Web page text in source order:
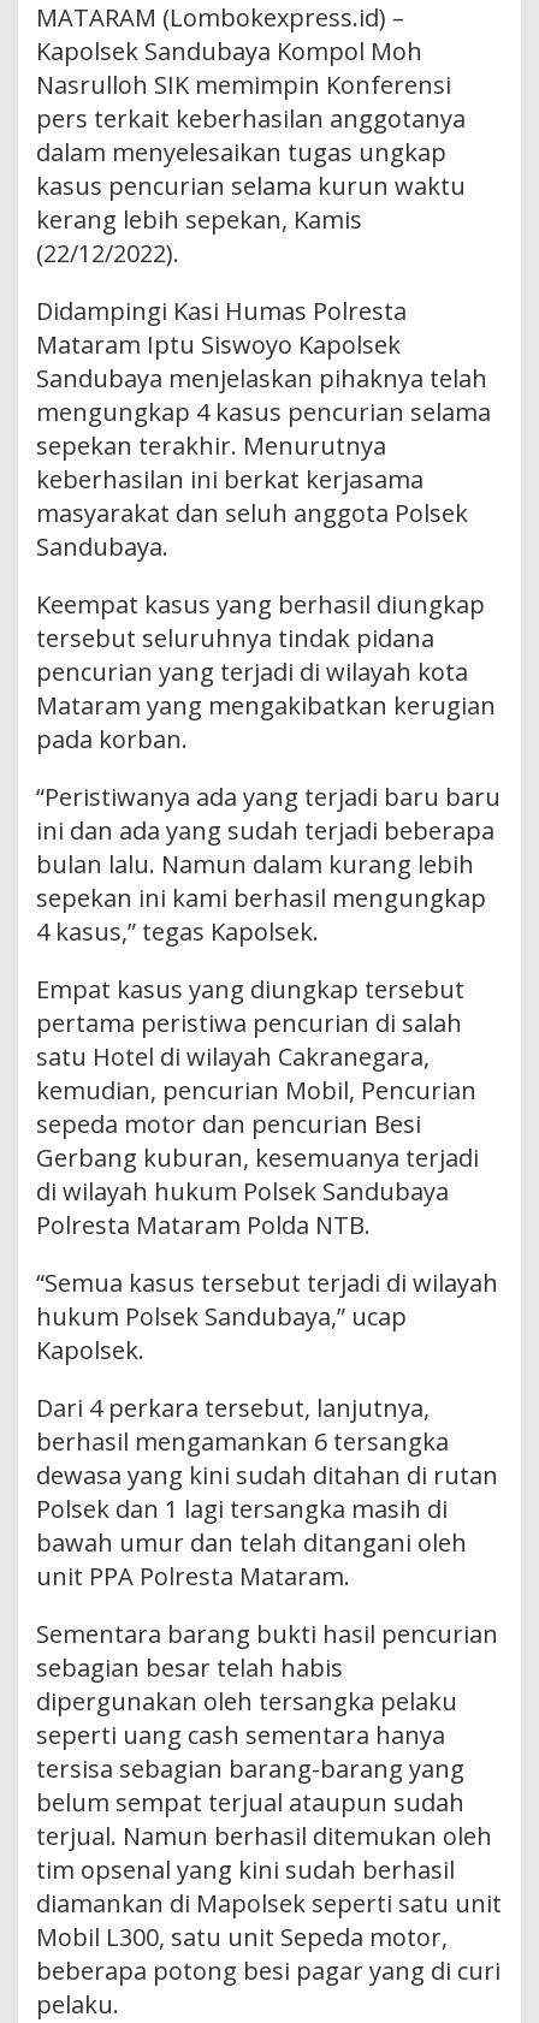
MATARAM (Lombokexpress.id) –
Kapolsek Sandubaya Kompol Moh
Nasrulloh SIK memimpin Konferensi
pers terkait keberhasilan anggotanya
dalam menyelesaikan tugas ungkap
kasus pencurian selama kurun waktu
kerang lebih sepekan, Kamis
(22/12/2022).
Didampingi Kasi Humas Polresta
Mataram Iptu Siswoyo Kapolsek
Sandubaya menjelaskan pihaknya telah
mengungkap 4 kasus pencurian selama
sepekan terakhir. Menurutnya
keberhasilan ini berkat kerjasama
masyarakat dan seluh anggota Polsek
Sandubaya.
Keempat kasus yang berhasil diungkap
tersebut seluruhnya tindak pidana
pencurian yang terjadi di wilayah kota
Mataram yang mengakibatkan kerugian
pada korban.
“Peristiwanya ada yang terjadi baru baru
ini dan ada yang sudah terjadi beberapa
bulan lalu. Namun dalam kurang lebih
sepekan ini kami berhasil mengungkap
4 kasus,” tegas Kapolsek.
Empat kasus yang diungkap tersebut
pertama peristiwa pencurian di salah
satu Hotel di wilayah Cakranegara,
kemudian, pencurian Mobil, Pencurian
sepeda motor dan pencurian Besi
Gerbang kuburan, kesemuanya terjadi
di wilayah hukum Polsek Sandubaya
Polresta Mataram Polda NTB.
“Semua kasus tersebut terjadi di wilayah
hukum Polsek Sandubaya,” ucap
Kapolsek.
Dari 4 perkara tersebut, lanjutnya,
berhasil mengamankan 6 tersangka
dewasa yang kini sudah ditahan di rutan
Polsek dan 1 lagi tersangka masih di
bawah umur dan telah ditangani oleh
unit PPA Polresta Mataram.
Sementara barang bukti hasil pencurian
sebagian besar telah habis
dipergunakan oleh tersangka pelaku
seperti uang cash sementara hanya
tersisa sebagian barang-barang yang
belum sempat terjual ataupun sudah
terjual. Namun berhasil ditemukan oleh
tim opsenal yang kini sudah berhasil
diamankan di Mapolsek seperti satu unit
Mobil L300, satu unit Sepeda motor,
beberapa potong besi pagar yang di curi
pelaku.